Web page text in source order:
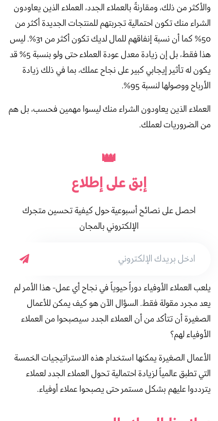
والأكثر من ذلك، ومقارنةً بالعملاء الجدد، العملاء الذين يعاودون
الشراء منك تكون احتمالية تجربتهم للمنتجات الجديدة أكثر من
50% كما أن نسبة إنفاقهم للمال لديك تكون أكثر من 31%. ليس
هذا فقط، بل إن زيادة معدل عودة العملاء حتى ولو بنسبة 5% قد
يكون له تأثير إيجابي كبير على نجاح عملك، بما في ذلك زيادة
الأرباح ووصولها لنسبة 95%.
العملاء الذين يعاودون الشراء منك ليسوا مهمين فحسب، بل هم
من الضروريات لعملك.
👑
إبق علىإطلاع
احصل على نصائح أسبوعية حول كيفية تحسين متجرك
الإلكتروني بالمجان
يلعب العملاء الأوفياء دوراً حيوياً في نجاح أي عمل- هذا الأمر لم
يعد مجرد مقولة فقط. السؤال الآن هو كيف يمكن للأعمال
الصغيرة أن تتأكد من أن العملاء الجدد سيصبحوا من العملاء
الأوفياء لهم؟
الأعمال الصغيرة يمكنها استخدام هذه الاستراتيجيات الخمسة
التي تطبق عالمياً لزيادة احتمالية تحول العملاء الجدد لعملاء
يترددوا عليهم بشكل مستمر حتى يصبحوا عملاء أوفياء.